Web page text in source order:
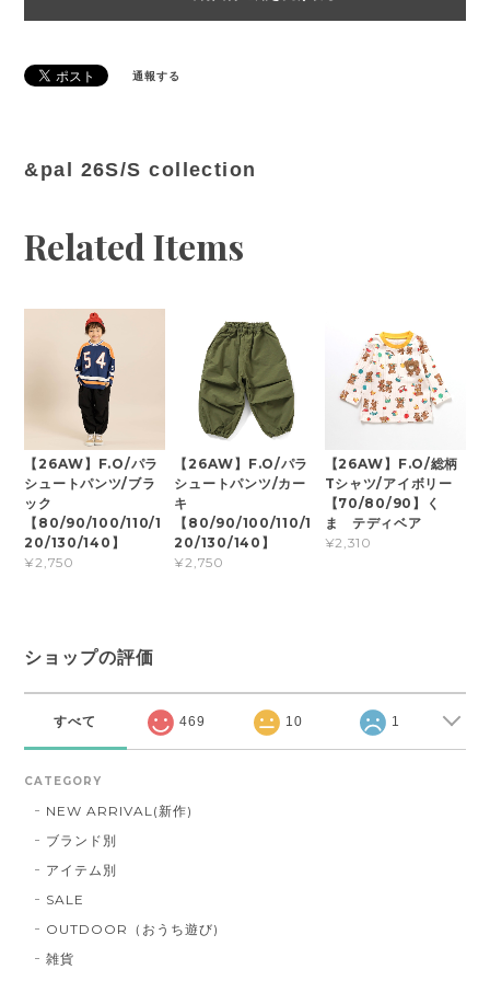
通報する
&pal 26S/S collection
Related Items
【26AW】F.O/パラ
シュートパンツ/ブラ
ック
【80/90/100/110/1
20/130/140】
¥2,750
【26AW】F.O/パラ
シュートパンツ/カー
キ
【80/90/100/110/1
20/130/140】
¥2,750
【26AW】F.O/総柄
Tシャツ/アイボリー
【70/80/90】く
ま テディベア
¥2,310
ショップの評価
すべて 469 10 1
CATEGORY
NEW ARRIVAL(新作)
ブランド別
アイテム別
SALE
OUTDOOR（おうち遊び)
雑貨